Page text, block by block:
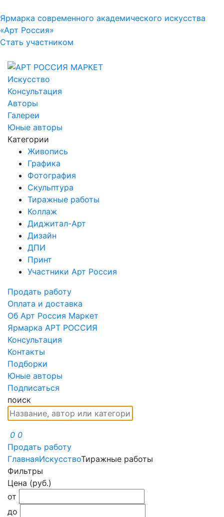
Ярмарка современного академического искусства
«Арт Россия»
Стать участником
Искусство
Консультация
Авторы
Галереи
Юные авторы
Категории
Живопись
Графика
Фотография
Скульптура
Тиражные работы
Коллаж
Диджитал-Арт
Дизайн
ДПИ
Принт
Участники Арт Россия
Продать работу
Оплата и доставка
Об Арт Россия Маркет
Ярмарка АРТ РОССИЯ
Консультация
Контакты
Подборки
Юные авторы
Подписаться
поиск
0 0
Продать работу
ГлавнаяИскусствоТиражные работы
Фильтры
Цена (руб.)
от
до